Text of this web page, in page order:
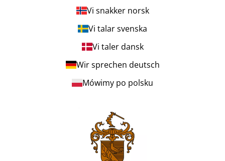
Vi snakker norsk
Vi talar svenska
Vi taler dansk
Wir sprechen deutsch
Mówimy po polsku